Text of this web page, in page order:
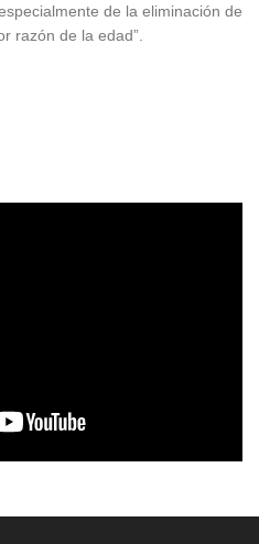
de la eliminación de
razón de la edad”.